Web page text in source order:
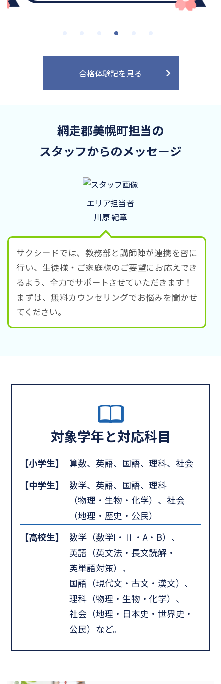
合格体験記を見る
網走郡美幌町担当の
スタッフからのメッセージ
エリア担当者
川原 紀章
サクシードでは、教務部と講師陣が連携を密に
行い、生徒様・ご家庭様のご要望にお応えでき
るよう、全力でサポートさせていただきます！
まずは、無料カウンセリングでお悩みを聞かせ
てください。
対象学年と対応科目
【小学生】
算数、英語、国語、理科、社会
【中学生】
数学、英語、国語、理科
（物理・生物・化学）、社会
（地理・歴史・公民）
【高校生】
数学（数学I・Ⅱ・A・B）、
英語（英文法・長文読解・
英単語対策）、
国語（現代文・古文・漢文）、
理科（物理・生物・化学）、
社会（地理・日本史・世界史・
公民）など。